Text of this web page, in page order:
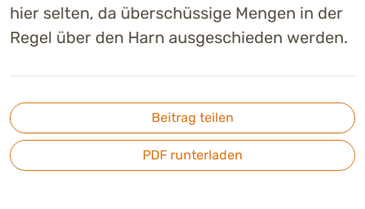
hier selten, da überschüssige Mengen in der
Regel über den Harn ausgeschieden werden.
Beitrag teilen
PDF runterladen